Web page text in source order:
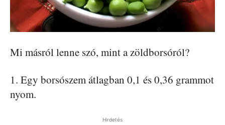
Mi másról lenne szó, mint a zöldborsóról?
1. Egy borsószem átlagban 0,1 és 0,36 grammot
nyom.
Hirdetés